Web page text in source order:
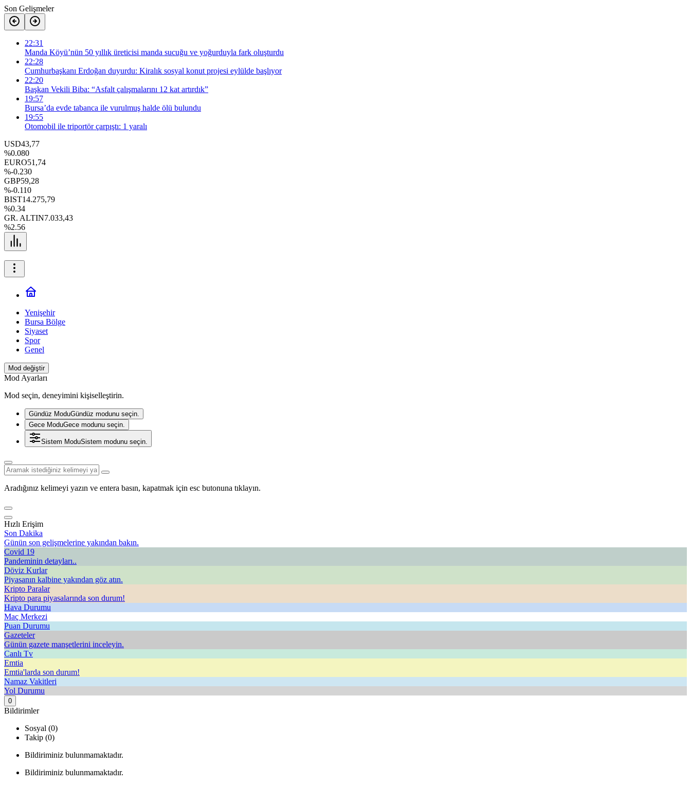
Son Gelişmeler
22:31
Manda Köyü’nün 50 yıllık üreticisi manda sucuğu ve yoğurduyla fark oluşturdu
22:28
Cumhurbaşkanı Erdoğan duyurdu: Kiralık sosyal konut projesi eylülde başlıyor
22:20
Başkan Vekili Biba: “Asfalt çalışmalarını 12 kat artırdık”
19:57
Bursa’da evde tabanca ile vurulmuş halde ölü bulundu
19:55
Otomobil ile triportör çarpıştı: 1 yaralı
USD43,77
%0.080
EURO51,74
%-0.230
GBP59,28
%-0.110
BIST14.275,79
%0.34
GR. ALTIN7.033,43
%2.56
Yenişehir
Bursa Bölge
Siyaset
Spor
Genel
Mod değiştir
Mod Ayarları
Mod seçin, deneyimini kişiselleştirin.
Gündüz ModuGündüz modunu seçin.
Gece ModuGece modunu seçin.
Sistem ModuSistem modunu seçin.
Aradığınız kelimeyi yazın ve entera basın, kapatmak için esc butonuna tıklayın.
Hızlı Erişim
Son Dakika
Günün son gelişmelerine yakından bakın.
Covid 19
Pandeminin detayları..
Döviz Kurlar
Piyasanın kalbine yakından göz atın.
Kripto Paralar
Kripto para piyasalarında son durum!
Hava Durumu
Maç Merkezi
Puan Durumu
Gazeteler
Günün gazete manşetlerini inceleyin.
Canlı Tv
Emtia
Emtia'larda son durum!
Namaz Vakitleri
Yol Durumu
0
Bildirimler
Sosyal (0)
Takip (0)
Bildiriminiz bulunmamaktadır.
Bildiriminiz bulunmamaktadır.